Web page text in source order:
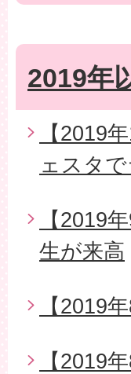
2019年
【2019
ェスタ
【2019
生が来高
【2019
【2019